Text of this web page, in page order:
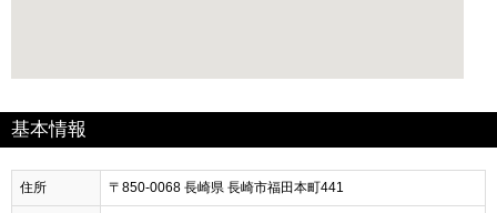
基本情報
住所 〒850-0068 長崎県 長崎市福田本町441